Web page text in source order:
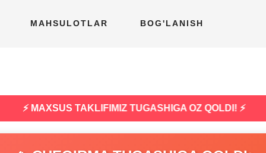
MAHSULOTLAR BOG'LANISH
⚡ MAXSUS TAKLIFIMIZ TUGASHIGA OZ QOLDI! ⚡